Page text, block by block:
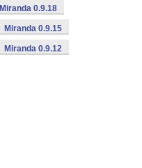
Miranda 0.9.18
Miranda 0.9.15
Miranda 0.9.12